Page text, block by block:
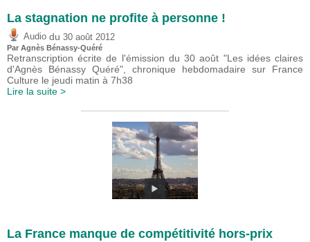
La stagnation ne profite à personne !
Audio du 30 août 2012
Par Agnès Bénassy-Quéré
Retranscription écrite de l'émission du 30 août "Les idées claires
d'Agnès Bénassy Quéré", chronique hebdomadaire sur France
Culture le jeudi matin à 7h38
Lire la suite >
La France manque de compétitivité hors-prix